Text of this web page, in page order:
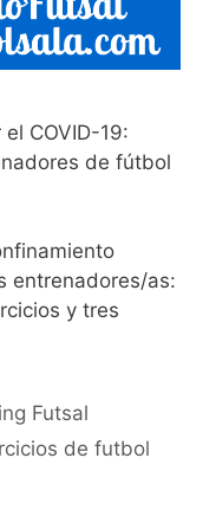
COVID-19:
de fútbol
entrenadores/as:
y tres
Futsal
de futbol